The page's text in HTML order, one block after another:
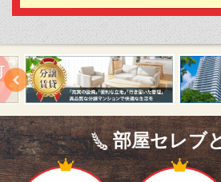
部屋セレブ